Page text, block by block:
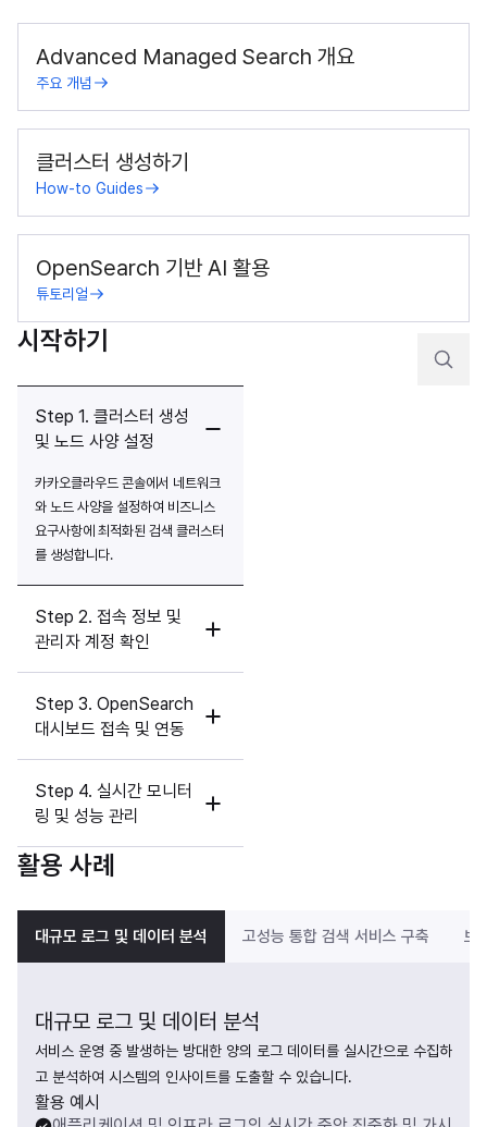
Advanced Managed Search 개요
주요 개념
클러스터 생성하기
How-to Guides
OpenSearch 기반 AI 활용
튜토리얼
시작하기
Step 1. 클러스터 생성
및 노드 사양 설정
카카오클라우드 콘솔에서 네트워크
와 노드 사양을 설정하여 비즈니스
요구사항에 최적화된 검색 클러스터
를 생성합니다.
Step 2. 접속 정보 및
관리자 계정 확인
Step 3. OpenSearch
대시보드 접속 및 연동
Step 4. 실시간 모니터
링 및 성능 관리
활용 사례
대규모 로그 및 데이터 분석 고성능 통합 검색 서비스 구축 보
대규모 로그 및 데이터 분석
서비스 운영 중 발생하는 방대한 양의 로그 데이터를 실시간으로 수집하
고 분석하여 시스템의 인사이트를 도출할 수 있습니다.
활용 예시